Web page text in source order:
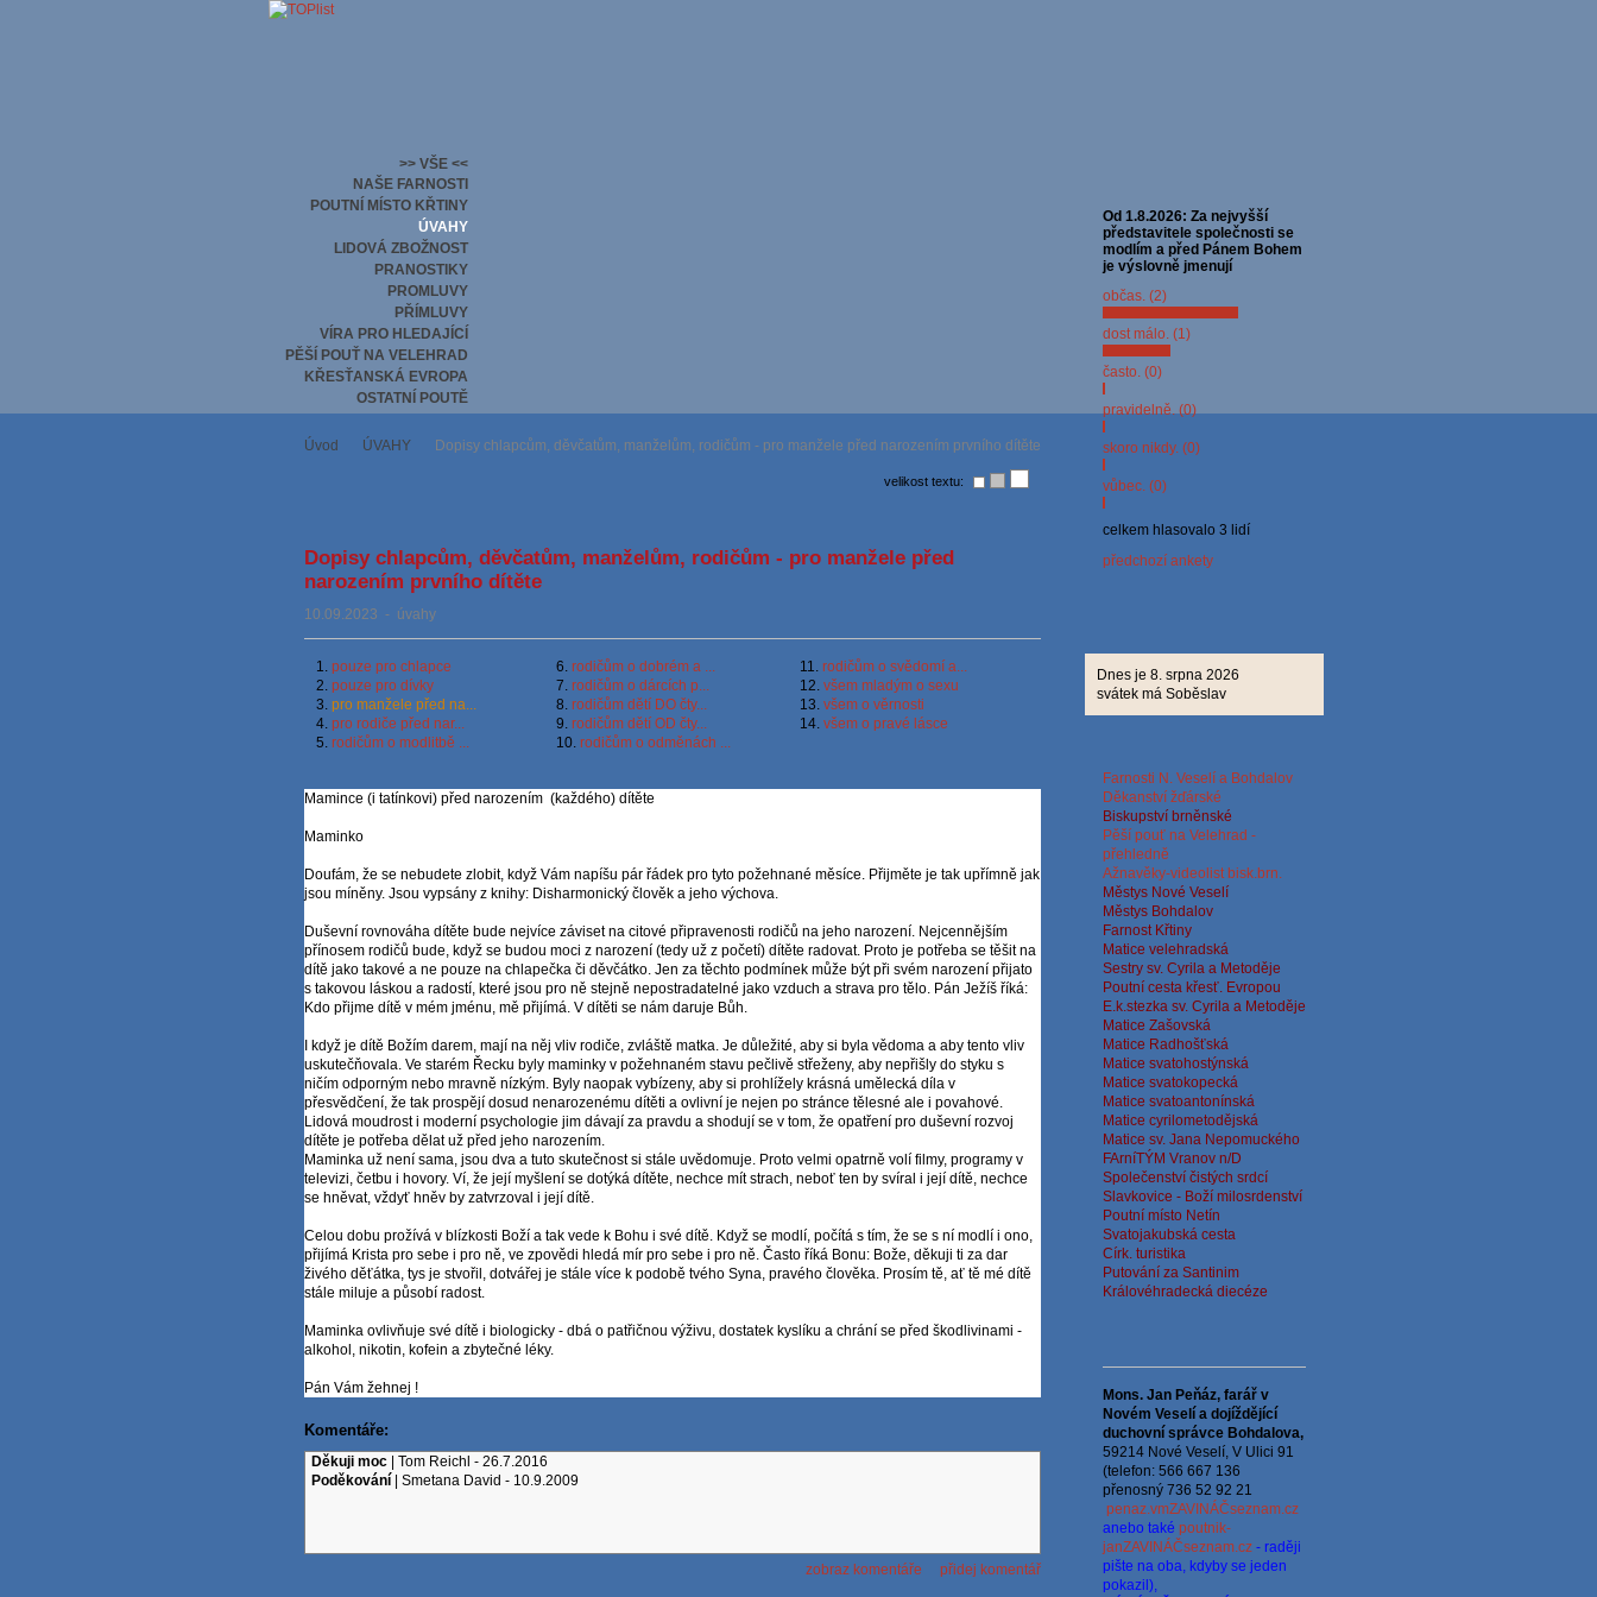
>> VŠE <<
NAŠE FARNOSTI
POUTNÍ MÍSTO KŘTINY
ÚVAHY
LIDOVÁ ZBOŽNOST
PRANOSTIKY
PROMLUVY
PŘÍMLUVY
VÍRA PRO HLEDAJÍCÍ
PĚŠÍ POUŤ NA VELEHRAD
KŘESŤANSKÁ EVROPA
OSTATNÍ POUTĚ
Úvod ÚVAHY Dopisy chlapcům, děvčatům, manželům, rodičům - pro manžele před narozením prvního dítěte
velikost textu:
Dopisy chlapcům, děvčatům, manželům, rodičům - pro manžele před
narozením prvního dítěte
10.09.2023 - úvahy
1. pouze pro chlapce
2. pouze pro dívky
3. pro manžele před na...
4. pro rodiče před nar...
5. rodičům o modlitbě ...
6.rodičům o dobrém a ...
7.rodičům o dárcích p...
8.rodičům dětí DO čty...
9.rodičům dětí OD čty...
10.rodičům o odměnách ...
11. rodičům o svědomí a...
12. všem mladým o sexu
13. všem o věrnosti
14. všem o pravé lásce
Mamince (i tatínkovi) před narozením (každého) dítěte
Maminko
Doufám, že se nebudete zlobit, když Vám napíšu pár řádek pro tyto požehnané měsíce. Přijměte je tak upřímně jak
jsou míněny. Jsou vypsány z knihy: Disharmonický člověk a jeho výchova.
Duševní rovnováha dítěte bude nejvíce záviset na citové připravenosti rodičů na jeho narození. Nejcennějším
přínosem rodičů bude, když se budou moci z narození (tedy už z početí) dítěte radovat. Proto je potřeba se těšit na
dítě jako takové a ne pouze na chlapečka či děvčátko. Jen za těchto podmínek může být při svém narození přijato
s takovou láskou a radostí, které jsou pro ně stejně nepostradatelné jako vzduch a strava pro tělo. Pán Ježíš říká:
Kdo přijme dítě v mém jménu, mě přijímá. V dítěti se nám daruje Bůh.
I když je dítě Božím darem, mají na něj vliv rodiče, zvláště matka. Je důležité, aby si byla vědoma a aby tento vliv
uskutečňovala. Ve starém Řecku byly maminky v požehnaném stavu pečlivě střeženy, aby nepřišly do styku s
ničím odporným nebo mravně nízkým. Byly naopak vybízeny, aby si prohlížely krásná umělecká díla v
přesvědčení, že tak prospějí dosud nenarozenému dítěti a ovlivní je nejen po stránce tělesné ale i povahové.
Lidová moudrost i moderní psychologie jim dávají za pravdu a shodují se v tom, že opatření pro duševní rozvoj
dítěte je potřeba dělat už před jeho narozením.
Maminka už není sama, jsou dva a tuto skutečnost si stále uvědomuje. Proto velmi opatrně volí filmy, programy v
televizi, četbu i hovory. Ví, že její myšlení se dotýká dítěte, nechce mít strach, neboť ten by svíral i její dítě, nechce
se hněvat, vždyť hněv by zatvrzoval i její dítě.
Celou dobu prožívá v blízkosti Boží a tak vede k Bohu i své dítě. Když se modlí, počítá s tím, že se s ní modlí i ono,
přijímá Krista pro sebe i pro ně, ve zpovědi hledá mír pro sebe i pro ně. Často říká Bonu: Bože, děkuji ti za dar
živého děťátka, tys je stvořil, dotvářej je stále více k podobě tvého Syna, pravého člověka. Prosím tě, ať tě mé dítě
stále miluje a působí radost.
Maminka ovlivňuje své dítě i biologicky - dbá o patřičnou výživu, dostatek kyslíku a chrání se před škodlivinami -
alkohol, nikotin, kofein a zbytečné léky.
Pán Vám žehnej !
Komentáře:
Děkuji moc| Tom Reichl - 26.7.2016
Poděkování| Smetana David - 10.9.2009
zobraz komentáře přidej komentář
Od 1.8.2026: Za nejvyšší
představitele společnosti se
modlím a před Pánem Bohem
je výslovně jmenují
občas. (2)
dost málo. (1)
často. (0)
pravidelně. (0)
skoro nikdy. (0)
vůbec. (0)
celkem hlasovalo 3 lidí
předchozí ankety
Dnes je 8. srpna 2026
svátek má Soběslav
Farnosti N. Veselí a Bohdalov
Děkanství žďárské
Biskupství brněnské
Pěší pouť na Velehrad -
přehledně
Ažnavěky-videolist bisk.brn.
Městys Nové Veselí
Městys Bohdalov
Farnost Křtiny
Matice velehradská
Sestry sv. Cyrila a Metoděje
Poutní cesta křesť. Evropou
E.k.stezka sv. Cyrila a Metoděje
Matice Zašovská
Matice Radhošťská
Matice svatohostýnská
Matice svatokopecká
Matice svatoantonínská
Matice cyrilometodějská
Matice sv. Jana Nepomuckého
FArníTÝM Vranov n/D
Společenství čistých srdcí
Slavkovice - Boží milosrdenství
Poutní místo Netín
Svatojakubská cesta
Círk. turistika
Putování za Santinim
Královéhradecká diecéze
Mons. Jan Peňáz, farář v
Novém Veselí a dojíždějící
duchovní správceBohdalova,
59214 Nové Veselí, V Ulici 91
(telefon: 566 667 136
přenosný 736 52 92 21
penaz.vmZAVINÁČseznam.cz
anebo také poutnik-
janZAVINÁČseznam.cz- raději
pište na oba, kdyby se jeden
pokazil),